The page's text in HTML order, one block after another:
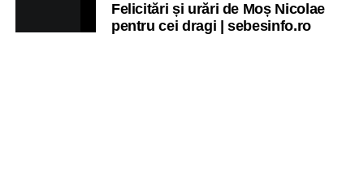
Felicitări și urări de Moș Nicolae
pentru cei dragi | sebesinfo.ro